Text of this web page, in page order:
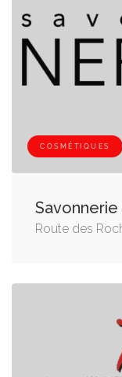
COSMÉTIQUES
Savonnerie
Route des